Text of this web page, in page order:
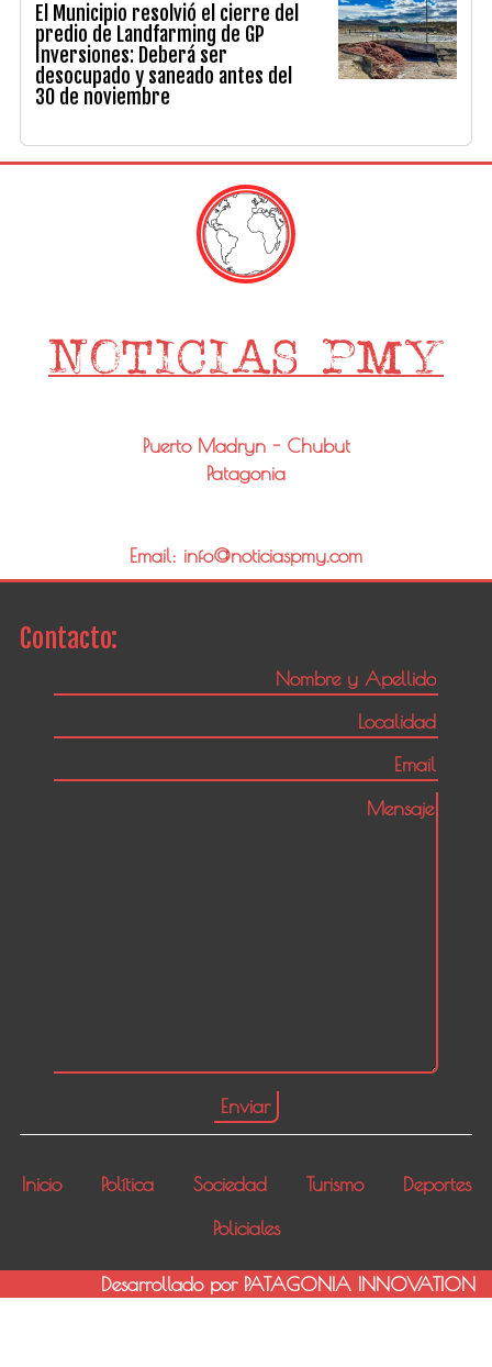
El Municipio resolvió el cierre del
predio de Landfarming de GP
Inversiones: Deberá ser
desocupado y saneado antes del
30 de noviembre
Puerto Madryn - Chubut
Patagonia
Email: info@noticiaspmy.com
Contacto:
Inicio Política Sociedad Turismo
Deportes
Policiales
Desarrollado por PATAGONIA INNOVATION